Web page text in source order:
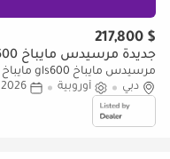
$ 217,800
جديدة مرسيدس مايباخ gls600 مايباخ
مرسيدس مايباخ gls600 مايباخ مرسيدس - مايباخ جي إل إس 600
دبي
أوروبية 2026